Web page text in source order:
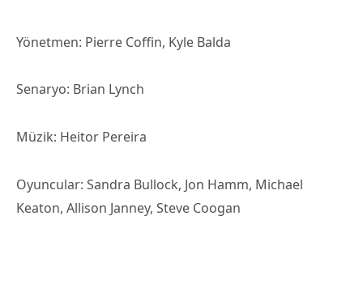
Yönetmen: Pierre Coffin, Kyle Balda
Senaryo: Brian Lynch
Müzik: Heitor Pereira
Oyuncular: Sandra Bullock, Jon Hamm, Michael
Keaton, Allison Janney, Steve Coogan